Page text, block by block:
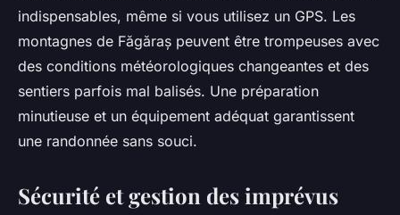
indispensables, même si vous utilisez un GPS. Les
montagnes de Făgăraș peuvent être trompeuses avec
des conditions météorologiques changeantes et des
sentiers parfois mal balisés. Une préparation
minutieuse et un équipement adéquat garantissent
une randonnée sans souci.
Sécurité et gestion des imprévus